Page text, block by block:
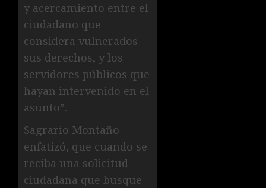
y acercamiento entre el
ciudadano que
considera vulnerados
sus derechos, y los
servidores públicos que
hayan intervenido en el
asunto”.
Sagrario Montaño
enfatizó, que cuando se
reciba una solicitud
ciudadana que busque